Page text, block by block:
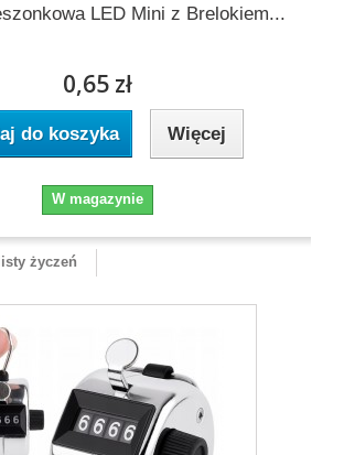
LED Mini z Brelokiem...
0,65 zł
do koszyka Więcej
W magazynie
życzeń